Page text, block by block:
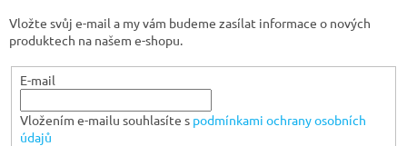
Vložte svůj e-mail a my vám budeme zasílat informace o nových
produktech na našem e-shopu.
E-mail
Vložením e-mailu souhlasíte s podmínkami ochrany osobních
údajů